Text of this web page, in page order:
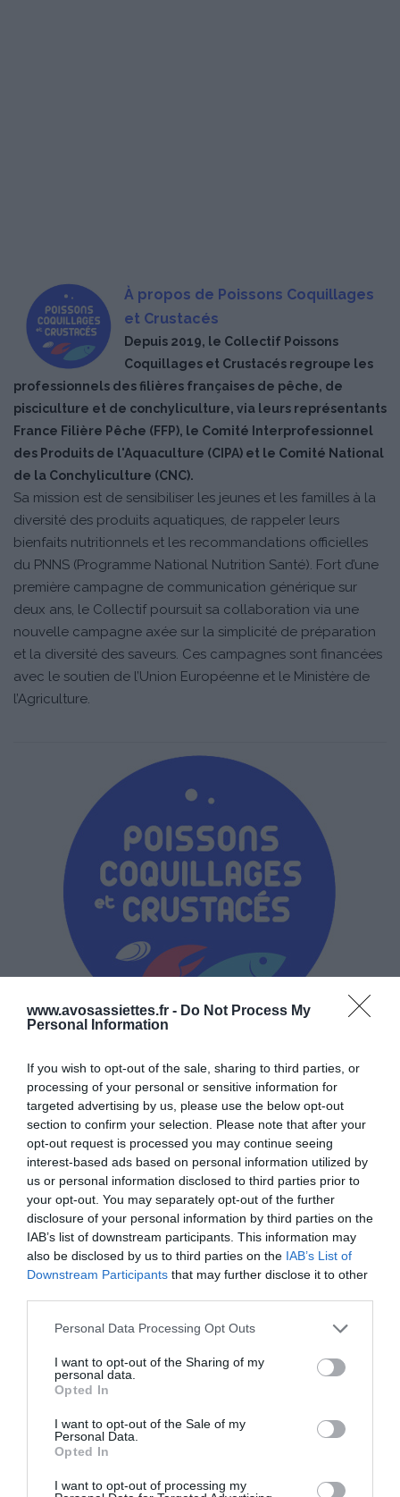
www.avosassiettes.fr - Do Not Process My
Personal Information
If you wish to opt-out of the sale, sharing to third parties, or
processing of your personal or sensitive information for
targeted advertising by us, please use the below opt-out
section to confirm your selection. Please note that after your
opt-out request is processed you may continue seeing
interest-based ads based on personal information utilized by
us or personal information disclosed to third parties prior to
your opt-out. You may separately opt-out of the further
disclosure of your personal information by third parties on the
IAB’s list of downstream participants. This information may
also be disclosed by us to third parties on the IAB’s List of
Downstream Participants that may further disclose it to other
Please note that this website/app uses one or more Google
not limited to your visit or usage behaviour. You may click to
grant or deny consent to Google and its third-party tags to
use your data for below specified purposes in below Google
consent section.
Personal Data Processing Opt Outs
I want to opt-out of the Sharing of my
personal data.
Opted In
I want to opt-out of the Sale of my
Personal Data.
Opted In
I want to opt-out of processing my
À propos de Poissons Coquillages
et Crustacés
Depuis 2019, le Collectif Poissons
Coquillages et Crustacés regroupe les
professionnels des filières françaises de pêche, de
pisciculture et de conchyliculture, via leurs représentants
France Filière Pêche (FFP), le Comité Interprofessionnel
des Produits de l'Aquaculture (CIPA) et le Comité National
de la Conchyliculture (CNC).
Sa mission est de sensibiliser les jeunes et les familles à la
diversité des produits aquatiques, de rappeler leurs
bienfaits nutritionnels et les recommandations officielles
du PNNS (Programme National Nutrition Santé). Fort d’une
première campagne de communication générique sur
deux ans, le Collectif poursuit sa collaboration via une
nouvelle campagne axée sur la simplicité de préparation
et la diversité des saveurs. Ces campagnes sont financées
avec le soutien de l’Union Européenne et le Ministère de
l’Agriculture.
www.poissons-coquillages-crustaces.fr
Copyright & Crédits Photos : © Poissons Coquillages et Crustacés |
Poissons Ragoût